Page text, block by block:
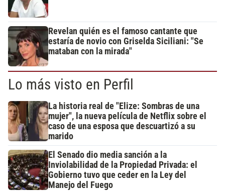
Revelan quién es el famoso cantante que
estaría de novio con Griselda Siciliani: "Se
mataban con la mirada"
Lo más visto en Perfil
La historia real de "Elize: Sombras de una
mujer", la nueva película de Netflix sobre el
caso de una esposa que descuartizó a su
marido
El Senado dio media sanción a la
Inviolabilidad de la Propiedad Privada: el
Gobierno tuvo que ceder en la Ley del
Manejo del Fuego